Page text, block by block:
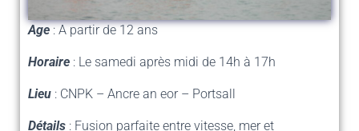
Age : A partir de 12 ans
Horaire : Le samedi après midi de 14h à 17h
Lieu : CNPK – Ancre an eor – Portsall
Détails : Fusion parfaite entre vitesse, mer et